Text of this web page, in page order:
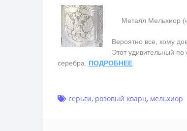
Металл Мельхиор
Вероятно все, кому
Этот удивительный
серебра. ПОДРОБНЕЕ
серьги, розовый кварц, мельхиор